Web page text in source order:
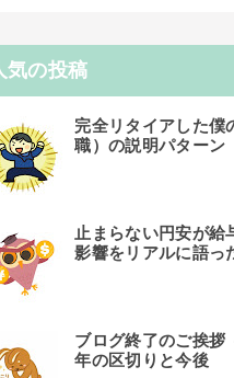
気の投稿
完全リタイアした僕
職）の説明パターン
止まらない円安が給
影響をリアルに語っ
ブログ終了のご挨拶
年の区切りと今後